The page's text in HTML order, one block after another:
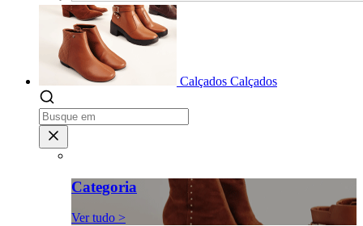
Calçados Calçados
Categoria
Ver tudo >